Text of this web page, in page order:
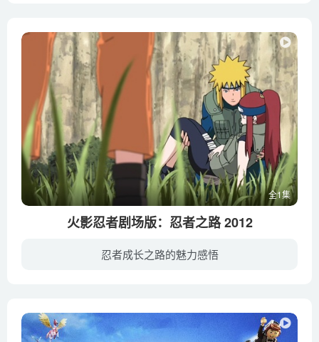
全1集
火影忍者剧场版：忍者之路 2012
忍者成长之路的魅力感悟